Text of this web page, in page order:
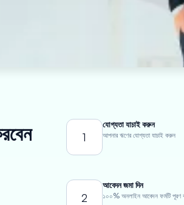
1
যোগ্যতা যাচাই করুন
আপনার ঋণের যোগ্যতা যাচাই করুন
2
আবেদন জমা দিন
১০০% অনলাইন আবেদন ফর্মটি পূরণ